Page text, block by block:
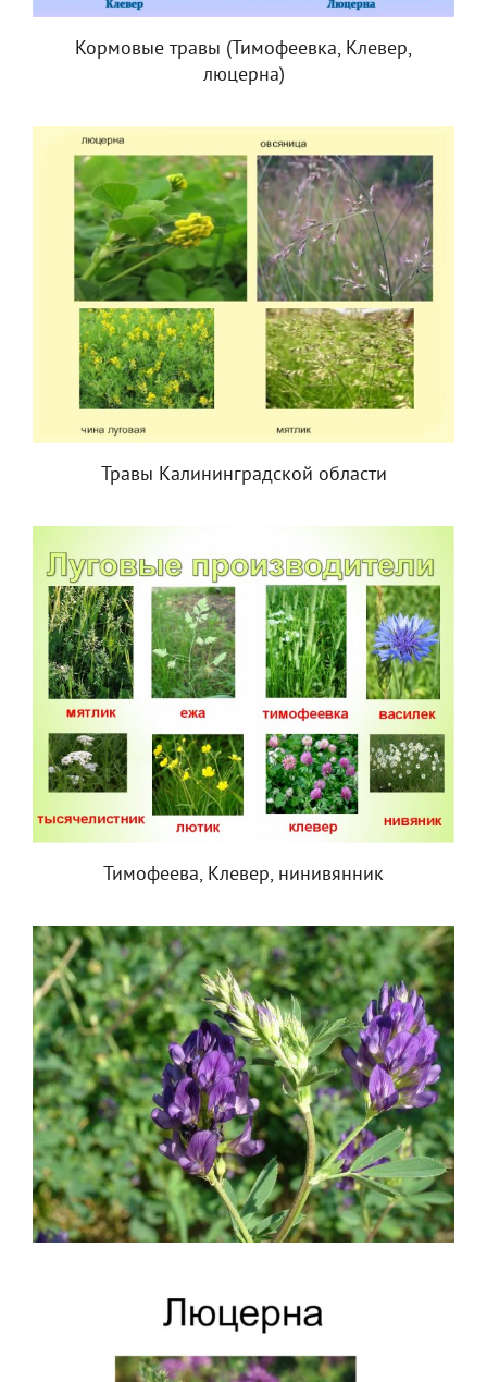
Кормовые травы (Тимофеевка, Клевер,
люцерна)
Травы Калининградской области
Тимофеева, Клевер, нинивянник